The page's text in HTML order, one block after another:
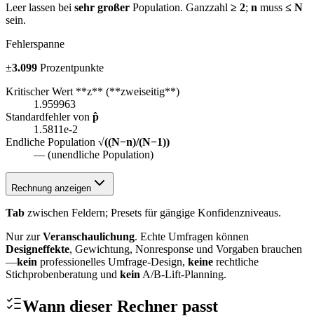
Leer lassen bei sehr großer Population. Ganzzahl ≥ 2; n muss ≤ N
sein.
Fehlerspanne
±3.099 Prozentpunkte
Kritischer Wert **z** (**zweiseitig**)
1.959963
Standardfehler von p̂
1.5811e-2
Endliche Population √((N−n)/(N−1))
— (unendliche Population)
Rechnung anzeigen
Tab zwischen Feldern; Presets für gängige Konfidenzniveaus.
Nur zurVeranschaulichung. Echte Umfragen können
Designeffekte, Gewichtung, Nonresponse und Vorgaben brauchen
—kein professionelles Umfrage‑Design, keine rechtliche
Stichprobenberatung und kein A/B‑Lift‑Planning.
Wann dieser Rechner passt